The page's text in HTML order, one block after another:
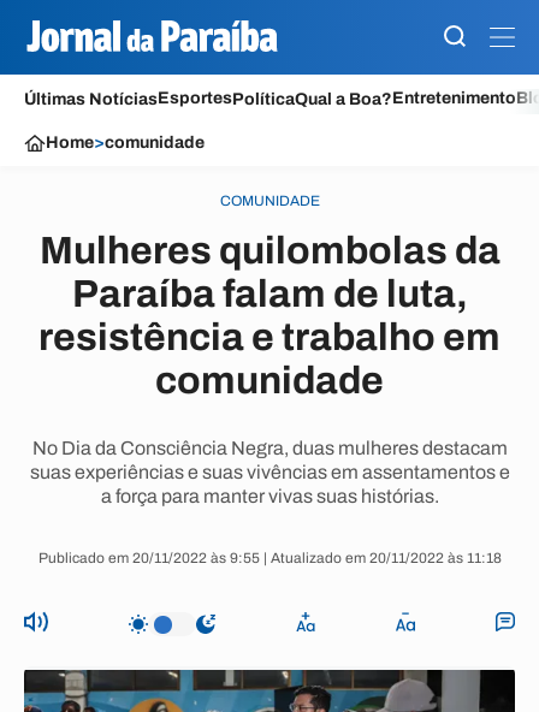
Últimas NotíciasEsportesPolíticaQual a Boa?Entretenimento
Home>comunidade
COMUNIDADE
Mulheres quilombolas da
Paraíba falam de luta,
resistência e trabalho em
comunidade
No Dia da Consciência Negra, duas mulheres destacam
suas experiências e suas vivências em assentamentos e
a força para manter vivas suas histórias.
Publicado em 20/11/2022 às 9:55 | Atualizado em 20/11/2022 às 11:18